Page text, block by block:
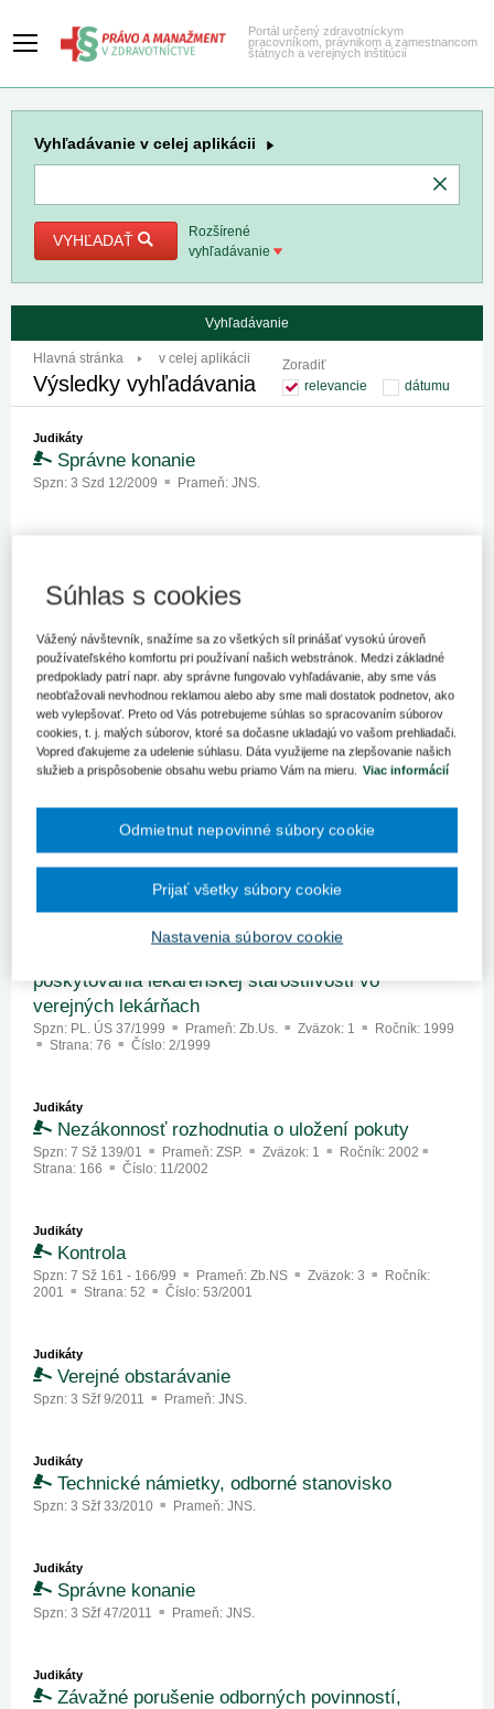
Portál určený zdravotníckym
pracovníkom, právnikom a zamestnancom
štátnych a verejných inštitúcií
Vyhľadávanie v celej aplikácii
VYHĽADAŤ
Rozšírené
vyhľadávanie
Vyhľadávanie
Hlavná stránka v celej aplikácii
Zoradiť
relevancie
dátumu
Výsledky vyhľadávania
Judikáty
Správne konanie
Spzn: 3 Szd 12/2009 Prameň: JNS.
Spzn:3 Szd 8/2009 Prameň:JNS.
Judikáty
Poskytovanie zdravotnej starostlivosti
uhrádzanej na základe verejného zdravotného
poistenia
Spzn:PL. ÚS 16/05 Prameň:Zb.Us. Číslo:4/2008
Judikáty
Súdne poplatky
Spzn:4 Obo 270/99 Prameň:Zb.NS Zväzok:4 Ročník:2001
Strana:56 Číslo:74/2001
poskytovania lekárenskej starostlivosti vo
verejných lekárňach
Spzn: PL. ÚS 37/1999 Prameň: Zb.Us. Zväzok: 1 Ročník: 1999
Strana: 76 Číslo: 2/1999
Judikáty
Nezákonnosť rozhodnutia o uložení pokuty
Spzn: 7 Sž 139/01 Prameň: ZSP. Zväzok: 1 Ročník: 2002
Strana: 166 Číslo: 11/2002
Judikáty
Kontrola
Spzn: 7 Sž 161 - 166/99 Prameň: Zb.NS Zväzok: 3
Ročník:
2001
Strana: 52 Číslo: 53/2001
Judikáty
Verejné obstarávanie
Spzn: 3 Sžf 9/2011 Prameň: JNS.
Judikáty
Technické námietky, odborné stanovisko
Spzn: 3 Sžf 33/2010 Prameň: JNS.
Judikáty
Správne konanie
Spzn: 3 Sžf 47/2011 Prameň: JNS.
Judikáty
Závažné porušenie odborných povinností,
Súhlas s cookies
Vážený návštevník, snažíme sa zo všetkých síl prinášať vysokú úroveň
používateľského komfortu pri používaní našich webstránok. Medzi základné
predpoklady patrí napr. aby správne fungovalo vyhľadávanie, aby sme vás
neobťažovali nevhodnou reklamou alebo aby sme mali dostatok podnetov, ako
web vylepšovať. Preto od Vás potrebujeme súhlas so spracovaním súborov
cookies, t. j. malých súborov, ktoré sa dočasne ukladajú vo vašom prehliadači.
Vopred ďakujeme za udelenie súhlasu. Dáta využijeme na zlepšovanie našich
služieb a prispôsobenie obsahu webu priamo Vám na mieru. Viac informácií
Nastavenia súborov cookie
Odmietnut nepovinné súbory cookie
Prijať všetky súbory cookie